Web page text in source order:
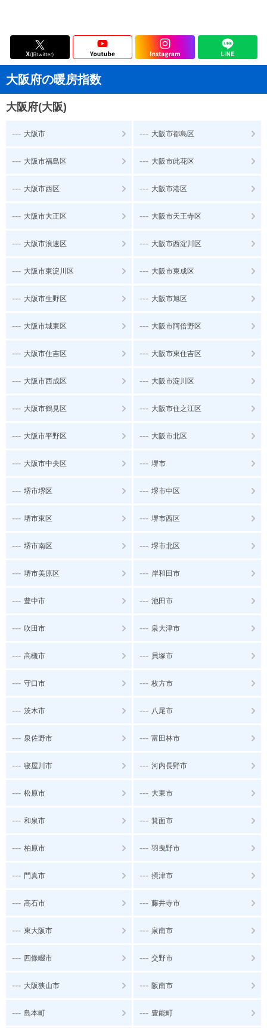
大阪府の暖房指数
大阪府(大阪)
--- 大阪市 --- 大阪市都島区
--- 大阪市福島区 --- 大阪市此花区
--- 大阪市西区 --- 大阪市港区
--- 大阪市大正区 --- 大阪市天王寺区
--- 大阪市浪速区 --- 大阪市西淀川区
--- 大阪市東淀川区 --- 大阪市東成区
--- 大阪市生野区 --- 大阪市旭区
--- 大阪市城東区 --- 大阪市阿倍野区
--- 大阪市住吉区 --- 大阪市東住吉区
--- 大阪市西成区 --- 大阪市淀川区
--- 大阪市鶴見区 --- 大阪市住之江区
--- 大阪市平野区 --- 大阪市北区
--- 大阪市中央区 --- 堺市
--- 堺市堺区 --- 堺市中区
--- 堺市東区 --- 堺市西区
--- 堺市南区 --- 堺市北区
--- 堺市美原区 --- 岸和田市
--- 豊中市 --- 池田市
--- 吹田市 --- 泉大津市
--- 高槻市 --- 貝塚市
--- 守口市 --- 枚方市
--- 茨木市 --- 八尾市
--- 泉佐野市 --- 富田林市
--- 寝屋川市 --- 河内長野市
--- 松原市 --- 大東市
--- 和泉市 --- 箕面市
--- 柏原市 --- 羽曳野市
--- 門真市 --- 摂津市
--- 高石市 --- 藤井寺市
--- 東大阪市 --- 泉南市
--- 四條畷市 --- 交野市
--- 大阪狭山市 --- 阪南市
--- 島本町 --- 豊能町